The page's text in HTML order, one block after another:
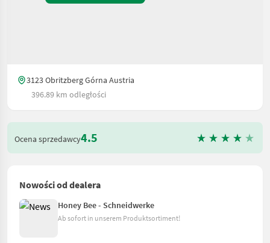
3123 Obritzberg Górna Austria
396.89 km odległości
Ocena sprzedawcy4.5
Nowości od dealera
Honey Bee - Schneidwerke
Ab sofort in unserem Produktsortiment!